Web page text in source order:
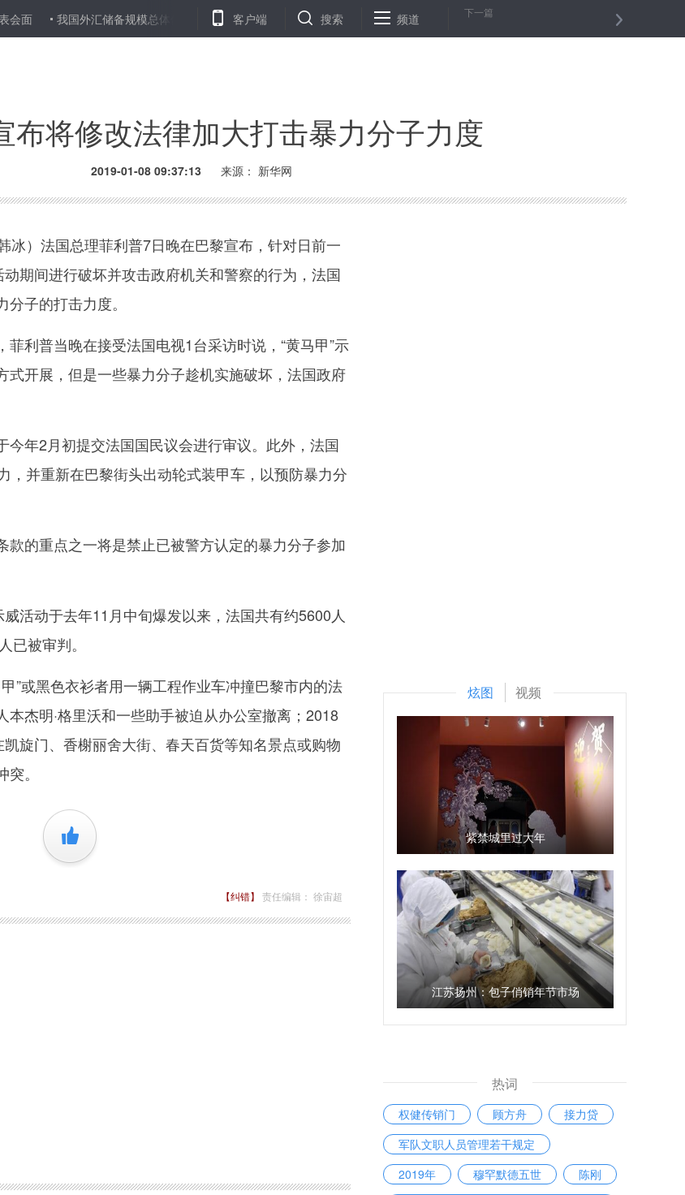
我国外汇储备规模总体保持稳定 “限塑令”十年，该反省的很多 行政规范性文件合法性审核 从源头处规范权力行使
客户端 搜索 频道 下一篇
布将修改法律加大打击暴力分子力度
2019-01-08 09:37:13 来源： 新华网
）法国总理菲利普7日晚在巴黎宣布，针对日前一
期间进行破坏并攻击政府机关和警察的行为，法国
子的打击力度。
利普当晚在接受法国电视1台采访时说，“黄马甲”示
式开展，但是一些暴力分子趁机实施破坏，法国政府
年2月初提交法国国民议会进行审议。此外，法国
，并重新在巴黎街头出动轮式装甲车，以预防暴力分
的重点之一将是禁止已被警方认定的暴力分子参加
活动于去年11月中旬爆发以来，法国共有约5600人
被审判。
或黑色衣衫者用一辆工程作业车冲撞巴黎市内的法
杰明·格里沃和一些助手被迫从办公室撤离；2018
旋门、香榭丽舍大街、春天百货等知名景点或购物
。
+1
【纠错】 责任编辑： 徐宙超
炫图 视频
紫禁城里过大年
江苏扬州：包子俏销年节市场
热词
权健传销门 顾方舟
接力贷
军队文职人员管理若干规定
2019年
穆罕默德五世
陈刚